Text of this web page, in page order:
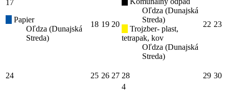
17
Papier
Oľdza (Dunajská
Streda)
18 19 20
Oľdza (Dunajská
Streda)
Trojzber- plast,
tetrapak, kov
Oľdza (Dunajská
Streda)
22 23
24 25 26 27 28 29 30
4